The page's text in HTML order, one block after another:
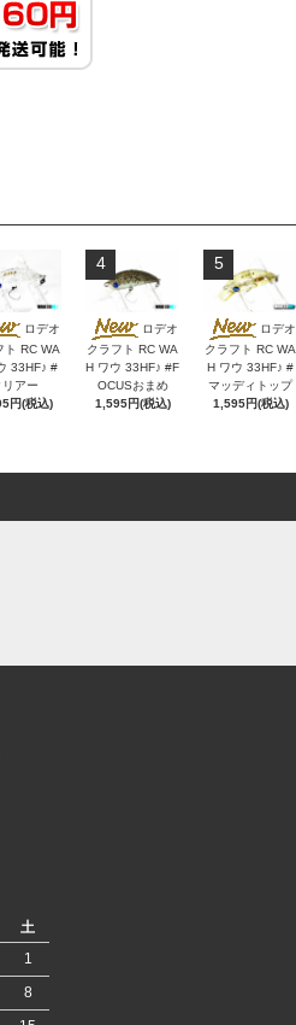
ロデオ
ト RC WA
33HF♪ #
リアー
円(税込)
4
ロデオ
クラフト RC WA
H ワウ 33HF♪ #F
OCUSおまめ
1,595円(税込)
5
ロデオ
クラフト RC WA
H ワウ 33HF♪ #
マッディトップ
1,595円(税込)
土
1
8